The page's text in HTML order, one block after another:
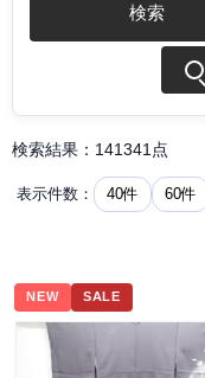
検索
検索結果：141341点
表示件数： 40件 60件
NEW SALE